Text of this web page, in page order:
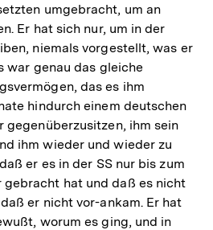
umgebracht, um an
Er hat sich nur, um in der
niemals vorgestellt, was er
war genau das gleiche
das es ihm
hindurch einem deutschen
gegenüberzusitzen, ihm sein
ihm wieder und wieder zu
er es in der SS nur bis zum
hat und daß es nicht
er nicht vor-ankam. Er hat
worum es ging, und in